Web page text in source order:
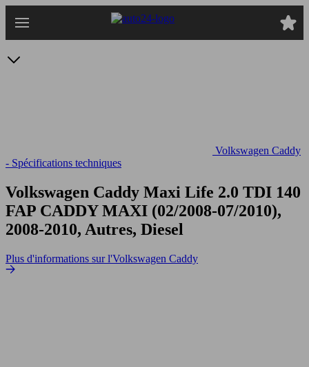
au
Volkswagen Caddy
- Spécifications techniques
Volkswagen Caddy Maxi Life 2.0 TDI 140
FAP CADDY MAXI (02/2008-07/2010),
2008-2010, Autres, Diesel
Plus d'informations sur l'Volkswagen Caddy